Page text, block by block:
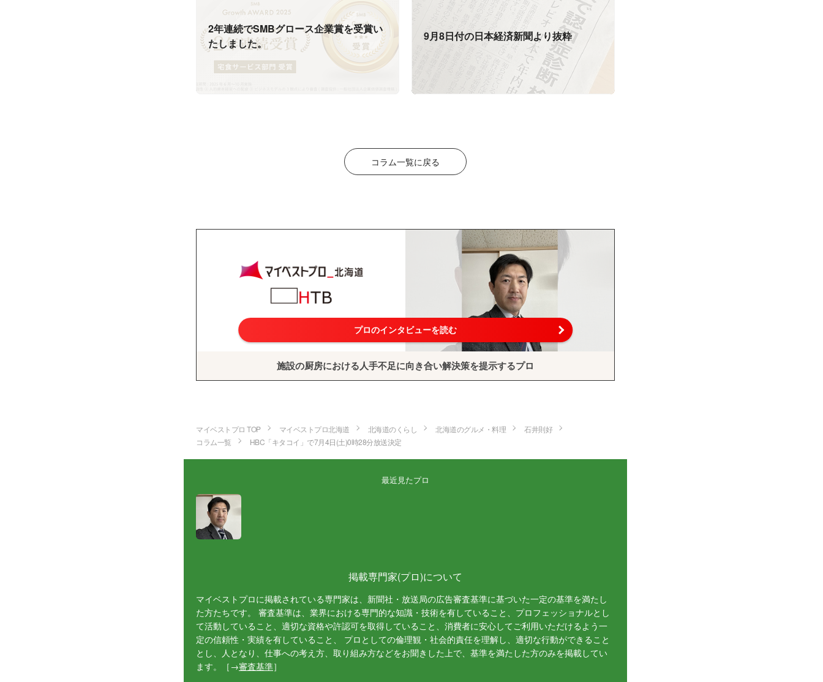
2年連続でSMBグロース企業賞を受賞い
たしました。
9月8日付の日本経済新聞より抜粋
コラム一覧に戻る
プロのインタビューを読む
施設の厨房における人手不足に向き合い解決策を提示するプロ
マイベストプロ TOP マイベストプロ北海道 北海道のくらし 北海道のグルメ・料理
石井則好
コラム一覧
HBC「キタコイ」で7月4日(土)0時28分放送決定
最近見たプロ
掲載専門家(プロ)について
マイベストプロに掲載されている専門家は、新聞社・放送局の広告審査基準に基づいた一定の基準を満たし
た方たちです。 審査基準は、業界における専門的な知識・技術を有していること、プロフェッショナルとし
て活動していること、適切な資格や許認可を取得していること、消費者に安心してご利用いただけるよう一
定の信頼性・実績を有していること、 プロとしての倫理観・社会的責任を理解し、適切な行動ができること
とし、人となり、仕事への考え方、取り組み方などをお聞きした上で、基準を満たした方のみを掲載してい
ます。［→審査基準］